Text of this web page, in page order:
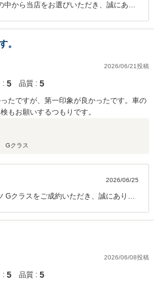
満足いただけたとのご評価を大変嬉しく
案内できたことをスタッフ一同嬉しく思
ンスをはじめ、末永く安心してお乗り
ただきます。 この度は温かい
誠にありがとうございました。今後とも
どうぞよろしくお願いいたします。 中山
。
2026/06/21投稿
: 5 品質 : 5
たですが、第一印象が良かったです。車の
もお願いするつもりです。
Gクラス
2026/06/25
Gクラスをご成約いただき、誠にありが
く拝見いたしました。 ご来店時の
ご満足いただけたとのこと、担当スタ
みになります。 これから始まる
してお楽しみいただけるよう、アフタ
だきます。 次回の車検はもち
ざいましたらいつでもお気軽にお声掛
2026/06/08投稿
: 5 品質 : 5